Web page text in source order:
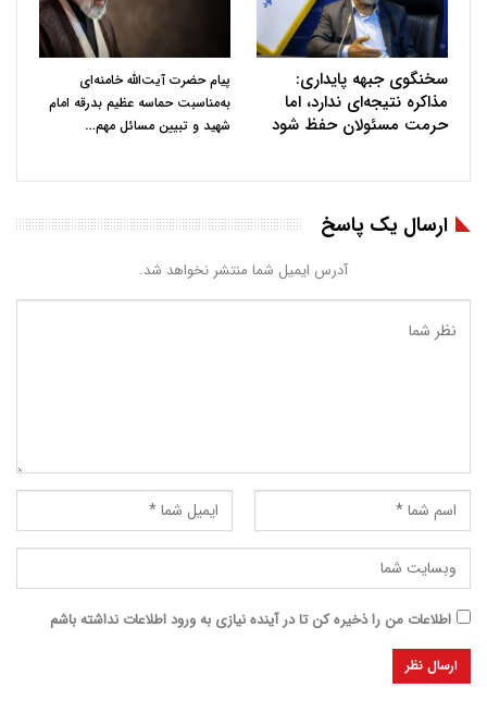
سخنگوی جبهه پایداری:
مذاکره نتیجه‌ای ندارد، اما
حرمت مسئولان حفظ شود
پیام حضرت آیت‌الله خامنه‌ای
به‌مناسبت حماسه عظیم بدرقه امام
شهید و تبیین مسائل مهم…
ارسال یک پاسخ
آدرس ایمیل شما منتشر نخواهد شد.
اطلاعات من را ذخیره کن تا در آینده نیازی به ورود اطلاعات نداشته باشم